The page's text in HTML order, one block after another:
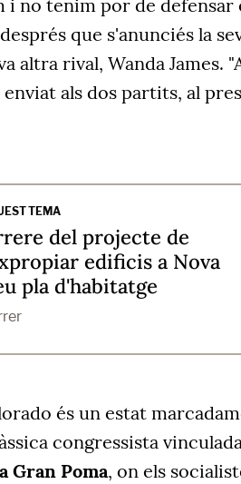
i no tenim por de defensar
que s'anunciés la
altra rival, Wanda James.
enviat als dos partits, al
TEMA
del projecte de
edificis a Nova
pla d'habitatge
és un estat
congressista
Gran Poma, on els